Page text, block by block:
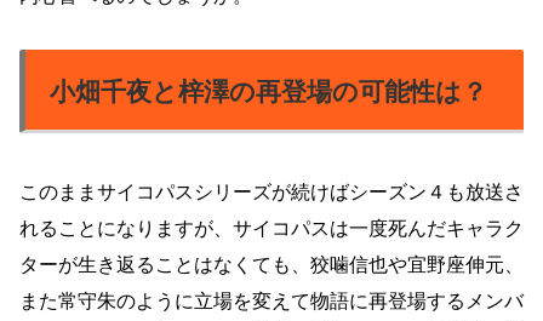
小畑千夜と梓澤の再登場の可能性は？
このままサイコパスシリーズが続けばシーズン４も放送さ
れることになりますが、サイコパスは一度死んだキャラク
ターが生き返ることはなくても、狡噛信也や宜野座伸元、
また常守朱のように立場を変えて物語に再登場するメンバ